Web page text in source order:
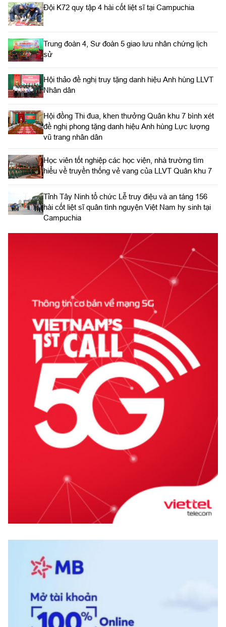
Đội K72 quy tập 4 hài cốt liệt sĩ tại Campuchia
Trung đoàn 4, Sư đoàn 5 giao lưu nhân chứng lịch
sử
Hội thảo đề nghị truy tặng danh hiệu Anh hùng LLVT
Nhân dân
Hội đồng Thi đua, khen thưởng Quân khu 7 bình xét
đề nghị phong tặng danh hiệu Anh hùng Lực lượng
vũ trang nhân dân
Học viên tốt nghiệp các học viện, nhà trường tìm
hiểu về truyền thống vẻ vang của LLVT Quân khu 7
​Tỉnh Tây Ninh tổ chức Lễ truy điệu và an táng 156
hài cốt liệt sĩ quân tình nguyện Việt Nam hy sinh tại
Campuchia